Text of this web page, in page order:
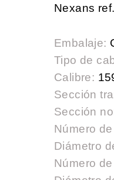
Nexans
Embalaje:
Tipo de
Calibre:
Sección
Sección
Número
Diámetro
Número